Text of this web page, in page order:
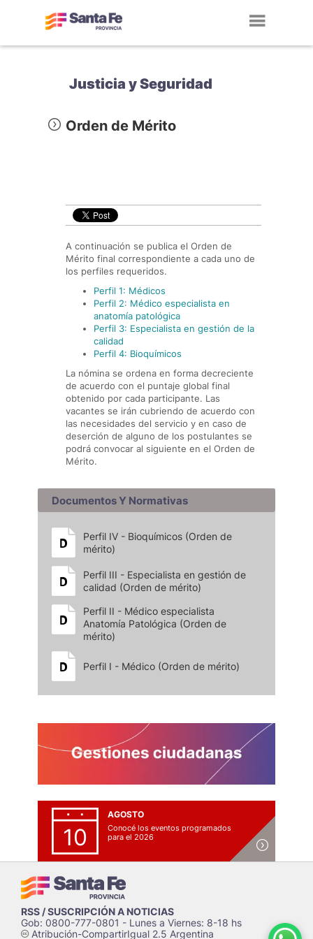
Justicia y Seguridad
Orden de Mérito
A continuación se publica el Orden de
Mérito final correspondiente a cada uno de
los perfiles requeridos.
Perfil 1: Médicos
Perfil 2: Médico especialista en
anatomía patológica
Perfil 3: Especialista en gestión de la
calidad
Perfil 4: Bioquímicos
La nómina se ordena en forma decreciente
de acuerdo con el puntaje global final
obtenido por cada participante. Las
vacantes se irán cubriendo de acuerdo con
las necesidades del servicio y en caso de
deserción de alguno de los postulantes se
podrá convocar al siguiente en el Orden de
Mérito.
Documentos Y Normativas
Perfil IV - Bioquímicos (Orden de
mérito)
Perfil III - Especialista en gestión de
calidad (Orden de mérito)
Perfil II - Médico especialista
Anatomía Patológica (Orden de
mérito)
Perfil I - Médico (Orden de mérito)
10
AGOSTO
Conocé los eventos programados
para el 2026
RSS / SUSCRIPCIÓN A NOTICIAS
Gob: 0800-777-0801 - Lunes a Viernes: 8-18 hs
cAtribución-CompartirIgual 2.5 Argentina